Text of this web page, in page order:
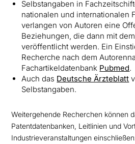
Selbstangaben in
nationalen und internationalen
verlangen von Autoren eine
Beziehungen, die dann mit
veröffentlicht werden. Ein
Recherche nach dem
Fachartikeldatenbank Pubmed.
Auch das Deutsche Ärzteblatt
Selbstangaben.
Weitergehende Recherchen können
Patentdatenbanken, Leitlinien und
Industrieveranstaltungen